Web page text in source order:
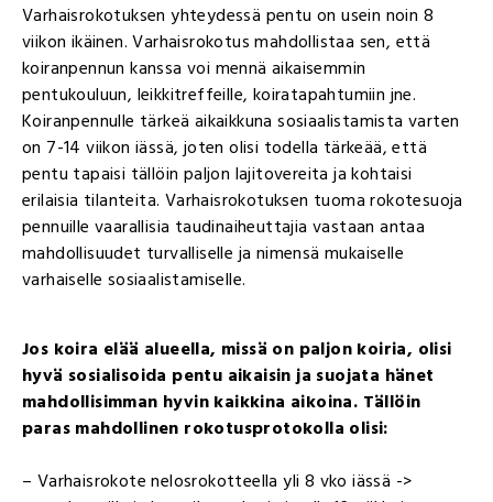
Varhaisrokotuksen yhteydessä pentu on usein noin 8
viikon ikäinen. Varhaisrokotus mahdollistaa sen, että
koiranpennun kanssa voi mennä aikaisemmin
pentukouluun, leikkitreffeille, koiratapahtumiin jne.
Koiranpennulle tärkeä aikaikkuna sosiaalistamista varten
on 7-14 viikon iässä, joten olisi todella tärkeää, että
pentu tapaisi tällöin paljon lajitovereita ja kohtaisi
erilaisia tilanteita. Varhaisrokotuksen tuoma rokotesuoja
pennuille vaarallisia taudinaiheuttajia vastaan antaa
mahdollisuudet turvalliselle ja nimensä mukaiselle
varhaiselle sosiaalistamiselle.
Jos koira elää alueella, missä on paljon koiria, olisi
hyvä sosialisoida pentu aikaisin ja suojata hänet
mahdollisimman hyvin kaikkina aikoina. Tällöin
paras mahdollinen rokotusprotokolla olisi:
– Varhaisrokote nelosrokotteella yli 8 vko iässä ->